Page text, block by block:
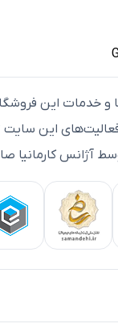
و خدمات اين
اين سايت
آژانس کارمانیا